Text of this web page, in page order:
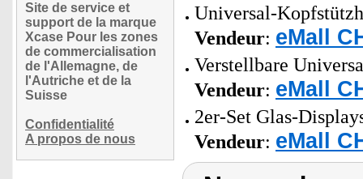
Site de service et
support de la marque
Xcase Pour les zones
de commercialisation
de l'Allemagne, de
l'Autriche et de la
Suisse
Confidentialité
A propos de nous
Universal-
Vendeur: eMall
Verstellbare
Vendeur: eMall
2er-Set Glas-
Vendeur: eMall